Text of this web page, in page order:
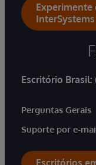
InterSystems
Escritório Brasil:
Perguntas Gerais
Suporte por e-
Escritórios